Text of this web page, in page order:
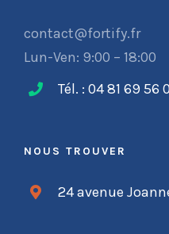
contact@fortify.fr
Lun-Ven: 9:00 – 18:00
Tél. : 04 81 69 56
NOUS TROUVER
24 avenue